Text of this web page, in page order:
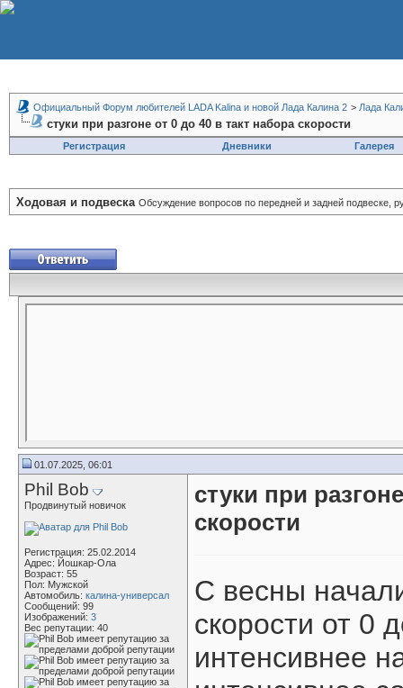
Официальный Форум любителей LADA Kalina и новой Лада Калина 2 > Лада
стуки при разгоне от 0 до 40 в такт набора скорости
Регистрация Дневники Галерея
Ходовая и подвеска Обсуждение вопросов по передней и задней подвеске,
01.07.2025, 06:01
Phil Bob
Продвинутый новичок
Регистрация: 25.02.2014
Адрес: Йошкар-Ола
Возраст: 55
Пол: Мужской
Автомобиль: калина-универсал
Сообщений: 99
Изображений: 3
Вес репутации: 40
стуки при
скорости
С весны
скорости от 0
интенсивнее